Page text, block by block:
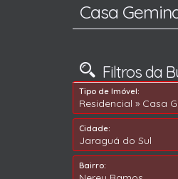
Casa
Filtros da
Tipo de Imóvel:
Residencial » Casa
Cidade:
Jaraguá do Sul
Bairro: